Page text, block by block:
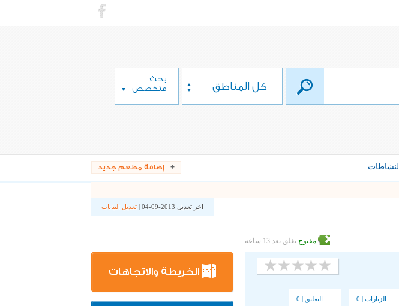
كل المناطق
بحث
متخصص
النشاطات إضافة مطعم جديد
اخر تعديل 2013-09-04 | تعديل البيانات
الزيارات | 0 التعليق | 0
مفتوح يغلق بعد 13 ساعة
الخريطة والاتجاهات